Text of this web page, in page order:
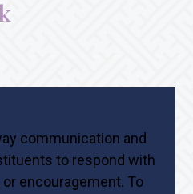
communication and
to respond with
encouragement. To